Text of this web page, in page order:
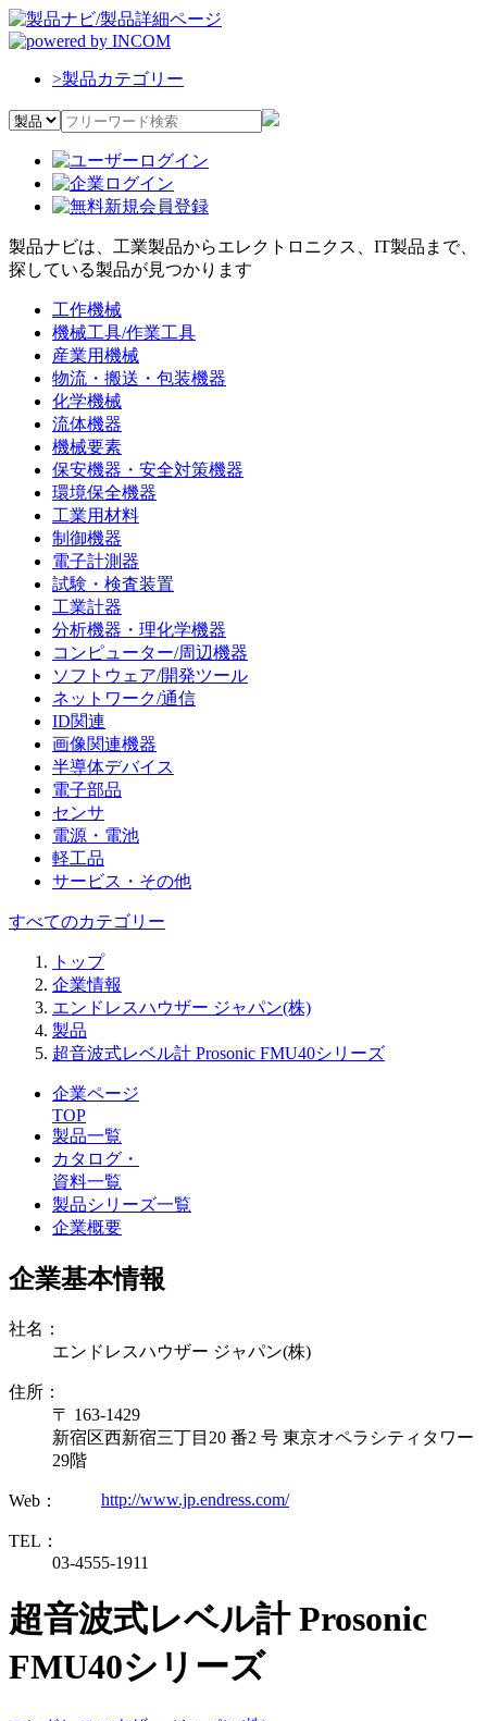
>製品カテゴリー
製品ナビは、工業製品からエレクトロニクス、IT製品まで、
探している製品が見つかります
工作機械
機械工具/作業工具
産業用機械
物流・搬送・包装機器
化学機械
流体機器
機械要素
保安機器・安全対策機器
環境保全機器
工業用材料
制御機器
電子計測器
試験・検査装置
工業計器
分析機器・理化学機器
コンピューター/周辺機器
ソフトウェア/開発ツール
ネットワーク/通信
ID関連
画像関連機器
半導体デバイス
電子部品
センサ
電源・電池
軽工品
サービス・その他
すべてのカテゴリー
トップ
企業情報
エンドレスハウザー ジャパン(株)
製品
超音波式レベル計 Prosonic FMU40シリーズ
企業ページ
TOP
製品一覧
カタログ・
資料一覧
製品シリーズ一覧
企業概要
企業基本情報
社名：
エンドレスハウザー ジャパン(株)
住所：
〒 163-1429
新宿区西新宿三丁目20 番2 号 東京オペラシティタワー
29階
Web： http://www.jp.endress.com/
TEL：
03-4555-1911
超音波式レベル計 Prosonic
FMU40シリーズ